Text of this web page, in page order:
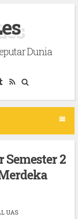
Dunia
2
UAS